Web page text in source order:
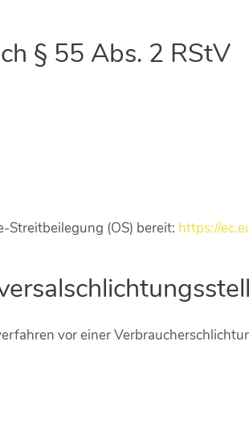
§ 55 Abs. 2 RStV
Streitbeilegung (OS) bereit: https://
vor einer